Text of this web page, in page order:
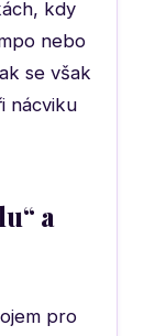
kdy
nebo
se však
nácviku
a
pro